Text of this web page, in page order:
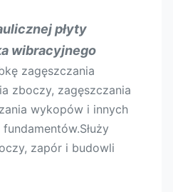
płyty
wibracyjnego
zagęszczania
zboczy, zagęszczania
wykopów i innych
zapór i budowli